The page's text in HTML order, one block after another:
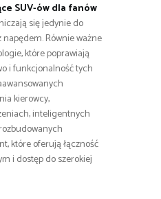
SUV-ów dla fanów
się jedynie do
Równie ważne
które poprawiają
i funkcjonalność tych
kierowcy,
inteligentnych
które oferują łączność
i dostęp do szerokiej